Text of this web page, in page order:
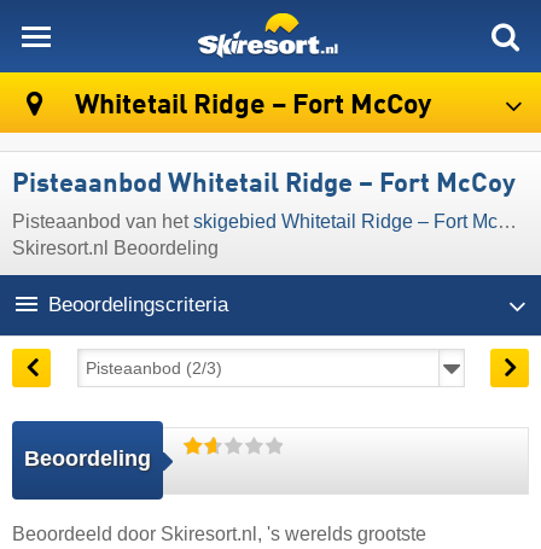
Whitetail Ridge – Fort McCoy
Pisteaanbod Whitetail Ridge – Fort McCoy
Pisteaanbod van hetskigebied Whitetail Ridge – Fort McCoy
Skiresort.nl Beoordeling
Beoordelingscriteria
Beoordeling
Beoordeeld door Skiresort.nl , 's werelds grootste